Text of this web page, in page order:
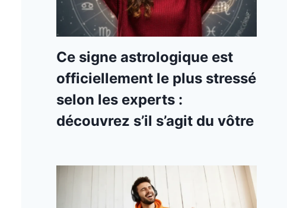
Ce signe astrologique est
officiellement le plus stressé
selon les experts :
découvrez s’il s’agit du vôtre